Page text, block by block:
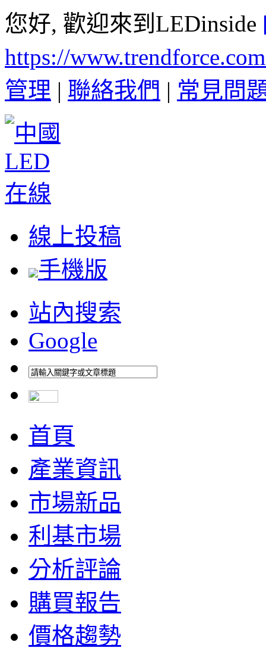
您好, 歡迎來到LEDinside
https://
管理 | 聯絡我們 | 常見問
線上投稿
手機版
站內搜索
Google
首頁
產業資訊
市場新品
利基市場
分析評論
購買報告
價格趨勢